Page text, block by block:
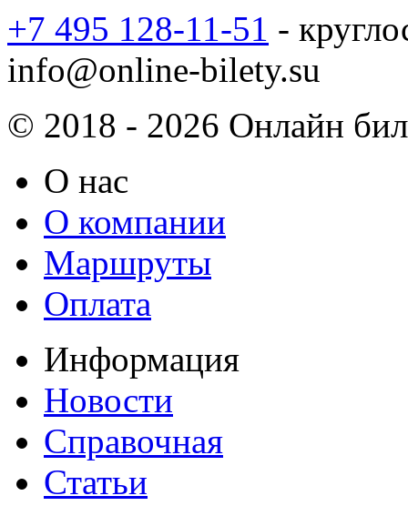
+7 495 128-11-51 -
info@online-bilety.su
© 2018 - 2026 Онлайн
О нас
О компании
Маршруты
Оплата
Информация
Новости
Справочная
Статьи